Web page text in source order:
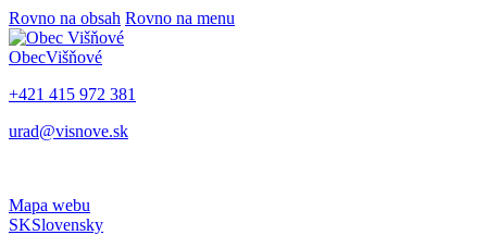
Rovno na obsah Rovno na menu
ObecVišňové
+421 415 972 381
urad@visnove.sk
Mapa webu
SKSlovensky